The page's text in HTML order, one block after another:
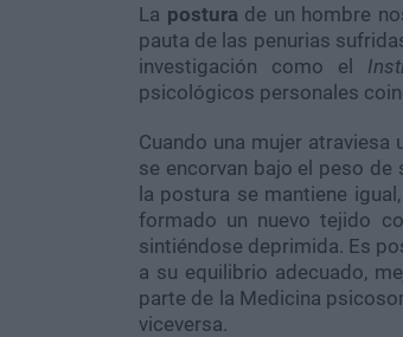
La postura de un hombre
pauta de las penurias
investigación como el
psicológicos personales
Cuando una mujer
se encorvan bajo el peso
la postura se mantiene
formado un nuevo tejido
sintiéndose deprimida. Es
a su equilibrio adecuado,
parte de la Medicina
viceversa.